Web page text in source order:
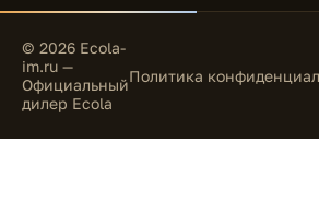
© 2026 Ecola-
im.ru —
Официальный
дилер Ecola
Политика